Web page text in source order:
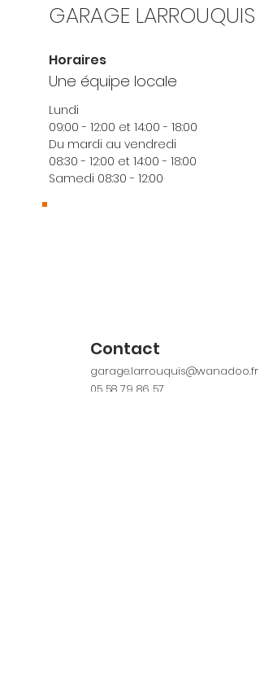
GARAGE LARROUQUIS
Horaires
Une équipe locale
Lundi
09:00 - 12:00 et 14:00 - 18:00
Du mardi au vendredi
08:30 - 12:00 et 14:00 - 18:00
Samedi 08:30 - 12:00
Contact
garage.larrouquis@wanadoo.fr
05 58 79 86 57